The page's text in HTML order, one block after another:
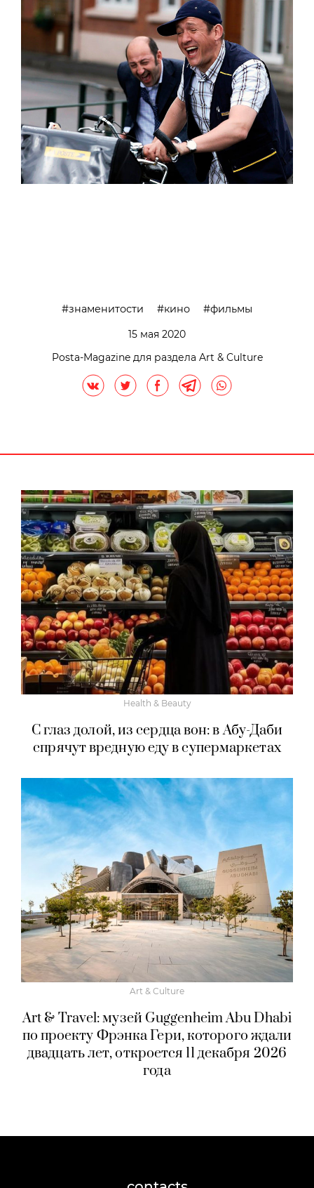
знаменитости кино
фильмы
15 мая 2020
Posta-Magazine для раздела Art & Culture
Health & Beauty
С глаз долой, из сердца вон: в Абу-Даби
спрячут вредную еду в супермаркетах
Art & Culture
Art & Travel: музей Guggenheim Abu Dhabi
по проекту Фрэнка Гери, которого ждали
двадцать лет, откроется 11 декабря 2026
года